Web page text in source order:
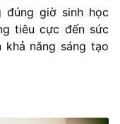
đúng giờ sinh học
tiêu cực đến sức
khả năng sáng tạo